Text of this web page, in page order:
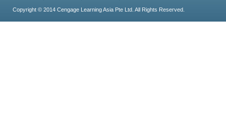
Copyright © 2014 Cengage Learning Asia Pte Ltd. All Rights Reserved.